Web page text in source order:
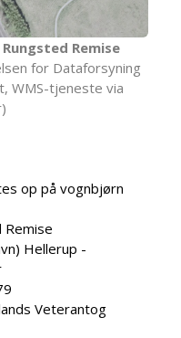
Rungsted Remise
for Dataforsyning
WMS-tjeneste via
op på vognbjørn
Remise
Hellerup -
Veterantog